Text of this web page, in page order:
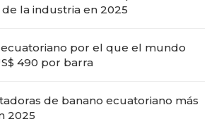
la industria en 2025
por el que el mundo
490 por barra
de banano ecuatoriano más
2025